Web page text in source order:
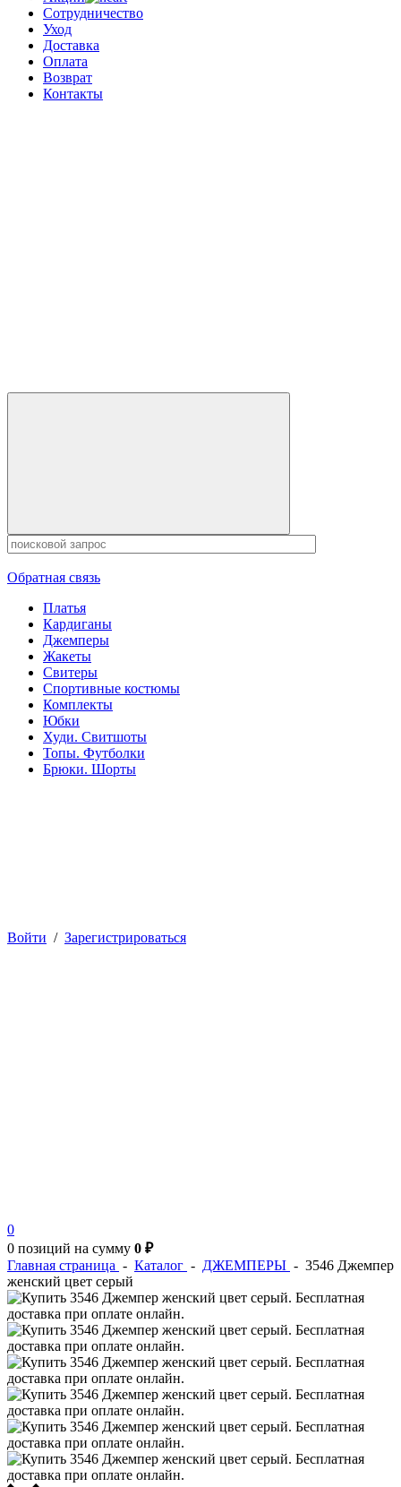
Сотрудничество
Уход
Доставка
Оплата
Возврат
Контакты
Обратная связь
Платья
Кардиганы
Джемперы
Жакеты
Свитеры
Спортивные костюмы
Комплекты
Юбки
Худи. Свитшоты
Топы. Футболки
Брюки. Шорты
Войти / Зарегистрироваться
0
0 позиций на сумму 0 ₽
Главная страница - Каталог - ДЖЕМПЕРЫ - 3546 Джемпер
женский цвет серый